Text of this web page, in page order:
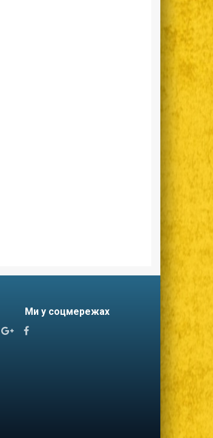
Ми у соцмережах
 